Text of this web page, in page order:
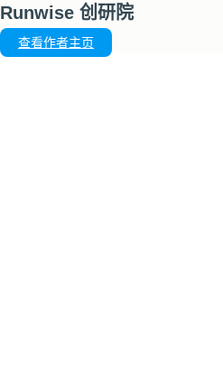
Runwise 创研院
查看作者主页